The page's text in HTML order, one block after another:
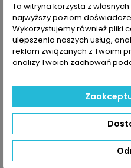
INDEKS:
FABIA KAMIQ OCTAVIA
T-CROSS UP!
Turbosprężarka po
Volkswagen MODEL: A1 | A3
Toledo | Fabia | Kamiq |
Polo | T-Cross | UP! KOD
CHZE | CHZG | CHZJ | CHZK |
DKLD | DKRA | DKRC
1
 Dodaj
W
Ta witryna korzysta z
najwyższy poziom
Wykorzystujemy również pliki
ulepszenia naszych usług,
reklam związanych z Twoimi
analizy Twoich zachowań